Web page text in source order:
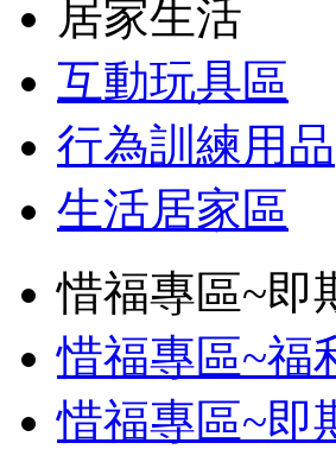
居家生活
互動玩具區
行為訓練用品
生活居家區
惜福專區~即
惜福專區~福
惜福專區~即